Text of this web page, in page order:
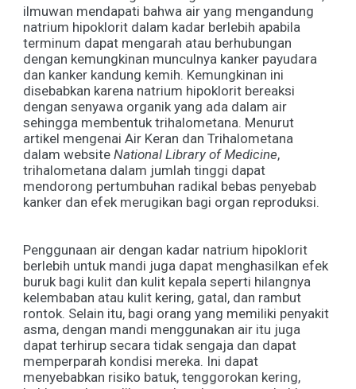
ilmuwan mendapati bahwa air yang mengandung
natrium hipoklorit dalam kadar berlebih apabila
terminum dapat mengarah atau berhubungan
dengan kemungkinan munculnya kanker payudara
dan kanker kandung kemih. Kemungkinan ini
disebabkan karena natrium hipoklorit bereaksi
dengan senyawa organik yang ada dalam air
sehingga membentuk trihalometana. Menurut
artikel mengenai Air Keran dan Trihalometana
dalam website National Library of Medicine,
trihalometana dalam jumlah tinggi dapat
mendorong pertumbuhan radikal bebas penyebab
kanker dan efek merugikan bagi organ reproduksi.
Penggunaan air dengan kadar natrium hipoklorit
berlebih untuk mandi juga dapat menghasilkan efek
buruk bagi kulit dan kulit kepala seperti hilangnya
kelembaban atau kulit kering, gatal, dan rambut
rontok. Selain itu, bagi orang yang memiliki penyakit
asma, dengan mandi menggunakan air itu juga
dapat terhirup secara tidak sengaja dan dapat
memperparah kondisi mereka. Ini dapat
menyebabkan risiko batuk, tenggorokan kering,